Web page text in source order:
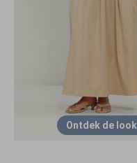
Ontdek de look